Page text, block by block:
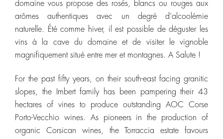
domaine vous propose des rosés, blancs ou rouges aux
arômes authentiques avec un degré d’alcoolémie
naturelle. Été comme hiver, il est possible de déguster les
vins à la cave du domaine et de visiter le vignoble
magnifiquement situé entre mer et montagnes. A Salute !
For the past fifty years, on their south-east facing granitic
slopes, the Imbert family has been pampering their 43
hectares of vines to produce outstanding AOC Corse
Porto-Vecchio wines. As pioneers in the production of
organic Corsican wines, the Torraccia estate favours